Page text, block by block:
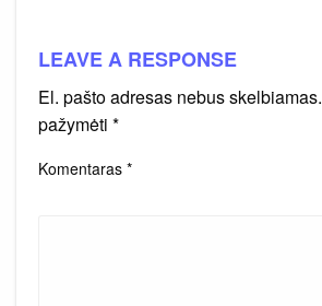
LEAVE A RESPONSE
El. pašto adresas nebus skelbiamas.
pažymėti *
Komentaras *